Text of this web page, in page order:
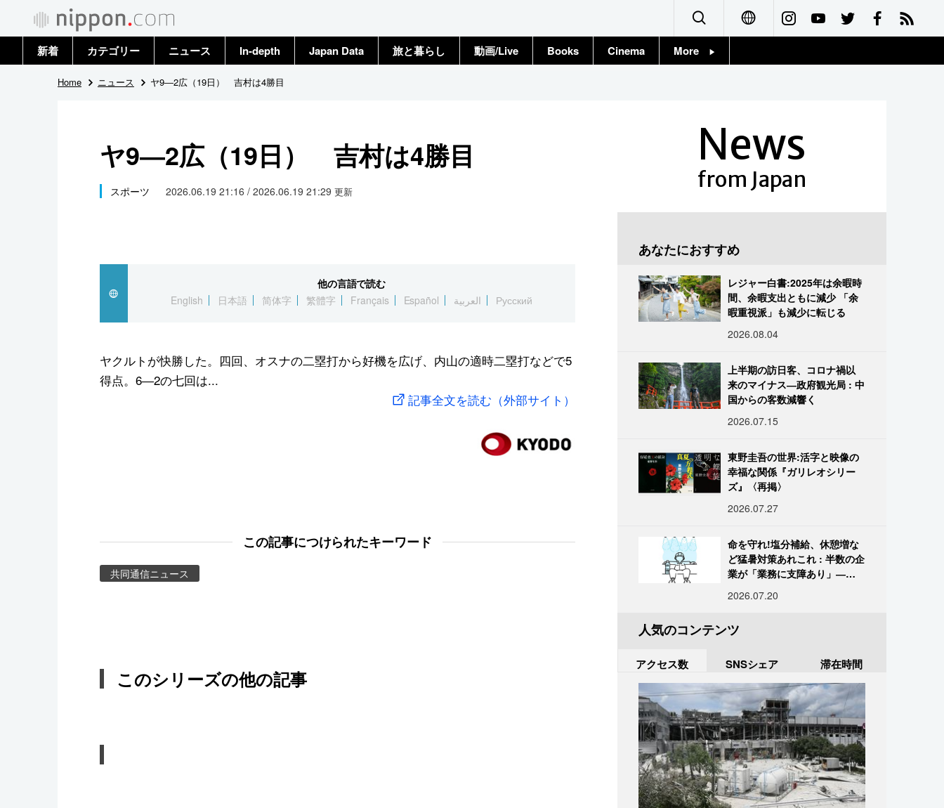
Français
新着 カテゴリー
政治・外交
国際
科学・技術
暮らし
ニュース
トップ
In-depth Japan Data 旅と暮らし 動画/Live Books Cinema More
Home ニュース ヤ9―2広（19日） 吉村は4勝目
ヤ9―2広（19日） 吉村は4勝目
スポーツ 2026.06.19 21:16 / 2026.06.19 21:29 更新
他の言語で読む
English
日本語 简体字 繁體字 Français Español العربية Русский
ヤクルトが快勝した。四回、オスナの二塁打から好機を広げ、内山の適時二塁打などで5
得点。6―2の七回は...
記事全文を読む（外部サイト）
この記事につけられたキーワード
共同通信ニュース
このシリーズの他の記事
News
from Japan
あなたにおすすめ
レジャー白書:2025年は余暇時
間、余暇支出ともに減少 「余
暇重視派」も減少に転じる
2026.08.04
上半期の訪日客、コロナ禍以
来のマイナス―政府観光局 : 中
国からの客数減響く
2026.07.15
東野圭吾の世界:活字と映像の
幸福な関係『ガリレオシリー
ズ』〈再掲〉
2026.07.27
命を守れ!塩分補給、休憩増な
ど猛暑対策あれこれ : 半数の企
業が「業務に支障あり」―帝
2026.07.20
人気のコンテンツ
アクセス数 SNSシェア 滞在時間